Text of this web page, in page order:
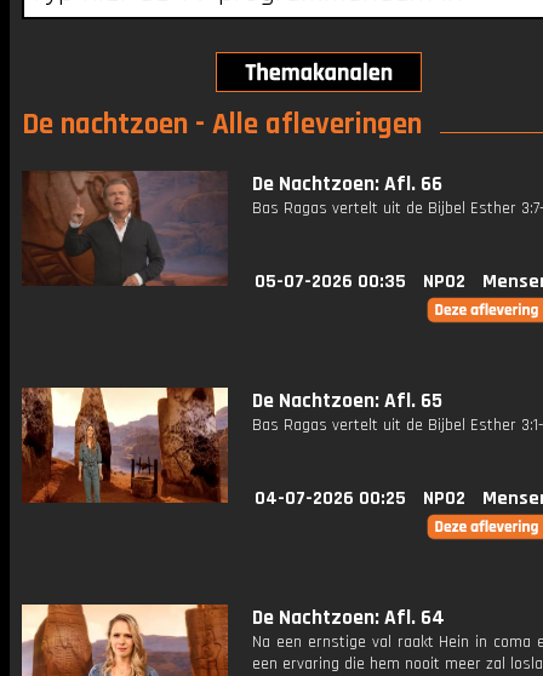
De nachtzoen - Alle afleveringen
De Nachtzoen: Afl. 66
Bas Ragas vertelt uit de Bijbel Esther
05-07-2026 00:35 NPO2
De Nachtzoen: Afl. 65
Bas Ragas vertelt uit de Bijbel Esther
04-07-2026 00:25 NPO2
De Nachtzoen: Afl. 64
Na een ernstige val raakt Hein in coma
een ervaring die hem nooit meer zal